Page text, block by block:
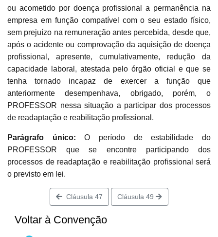
ou acometido por doença profissional a permanência na
empresa em função compatível com o seu estado físico,
sem prejuízo na remuneração antes percebida, desde que,
após o acidente ou comprovação da aquisição de doença
profissional, apresente, cumulativamente, redução da
capacidade laboral, atestada pelo órgão oficial e que se
tenha tornado incapaz de exercer a função que
anteriormente desempenhava, obrigado, porém, o
PROFESSOR nessa situação a participar dos processos
de readaptação e reabilitação profissional.
Parágrafo único:O período de estabilidade do
PROFESSOR que se encontre participando dos
processos de readaptação e reabilitação profissional será
o previsto em lei.
Cláusula 47 Cláusula 49
Voltar à Convenção